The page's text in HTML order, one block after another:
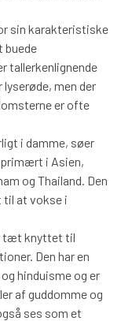
sin karakteristiske
buede
tallerkenlignende
men der
er ofte
i damme, søer
primært i Asien,
og Thailand. Den
til at vokse i
tæt knyttet til
Den har en
hinduisme og er
af guddomme og
ses som et